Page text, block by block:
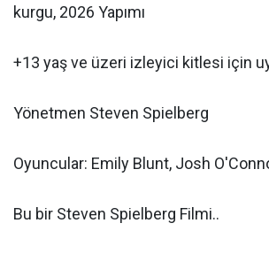
kurgu, 2026 Yapımı
+13 yaş ve üzeri izleyici kitlesi için
Yönetmen Steven Spielberg
Oyuncular: Emily Blunt, Josh
Bu bir Steven Spielberg Filmi..